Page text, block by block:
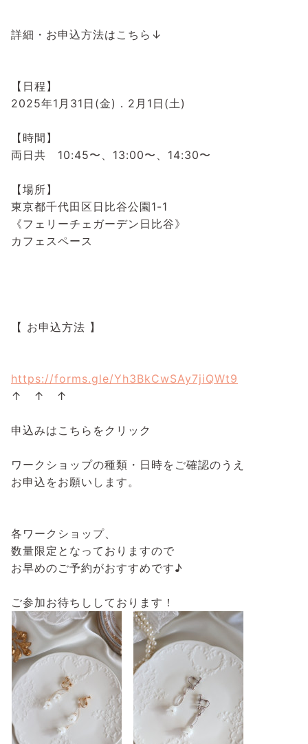
詳細・お申込方法はこちら↓⁡
【日程】⁡
2025年1月31日(金)．2月1日(土)⁡
【時間】⁡
両日共 10:45〜、13:00〜、14:30〜⁡
【場所】⁡
東京都千代田区日比谷公園1-1⁡
《フェリーチェガーデン日比谷》⁡
カフェスペース
【 お申込方法 】⁡
https://forms.gle/Yh3BkCwSAy7jiQWt9
↑ ↑ ↑
申込みはこちらをクリック⁡
ワークショップの種類・日時をご確認のうえ⁡
お申込をお願いします。⁡
各ワークショップ、⁡
数量限定となっておりますので⁡
お早めのご予約がおすすめです♪⁡
ご参加お待ちししております！⁡